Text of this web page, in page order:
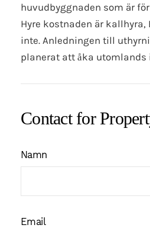
huvudbyggnaden som är
Hyre kostnaden är kallhyra,
inte. Anledningen till
planerat att åka utomlands
Contact for
Namn
Email